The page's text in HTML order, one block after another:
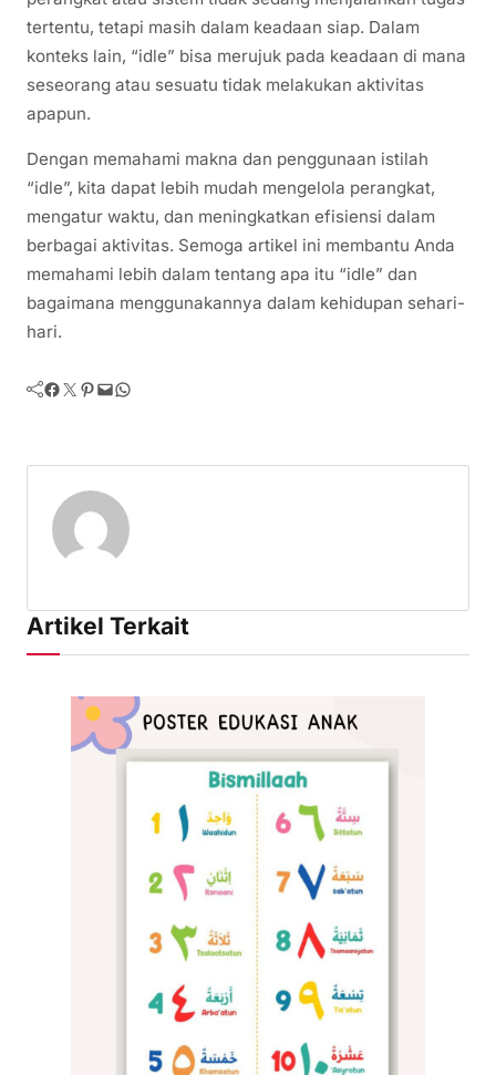
tertentu, tetapi masih dalam keadaan siap. Dalam
konteks lain, “idle” bisa merujuk pada keadaan di mana
seseorang atau sesuatu tidak melakukan aktivitas
apapun.
Dengan memahami makna dan penggunaan istilah
“idle”, kita dapat lebih mudah mengelola perangkat,
mengatur waktu, dan meningkatkan efisiensi dalam
berbagai aktivitas. Semoga artikel ini membantu Anda
memahami lebih dalam tentang apa itu “idle” dan
bagaimana menggunakannya dalam kehidupan sehari-
hari.
Facebook Twitter Pinterest Mail WhatsApp
Artikel Terkait